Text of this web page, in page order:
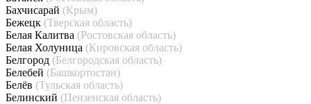
Бахчисарай (Крым)
Бежецк (Тверская область)
Белая Калитва (Ростовская область)
Белая Холуница (Кировская область)
Белгород (Белгородская область)
Белебей (Башкортостан)
Белёв (Тульская область)
Белинский (Пензенская область)